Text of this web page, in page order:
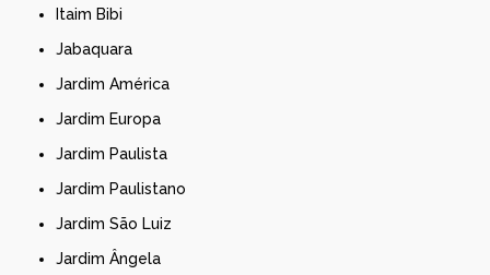
Itaim Bibi
Jabaquara
Jardim América
Jardim Europa
Jardim Paulista
Jardim Paulistano
Jardim São Luiz
Jardim Ângela